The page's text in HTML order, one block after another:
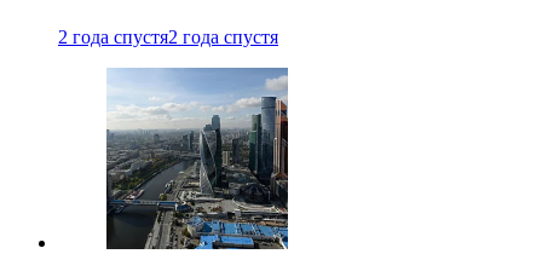
2 года спустя2 года спустя